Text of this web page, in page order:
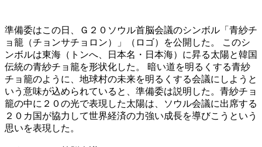
準備委はこの日、Ｇ２０ソウル首脳会議のシンボル「青紗チ
ョ籠（チョンサチョロン）」（ロゴ）を公開した。 このシ
ンボルは東海（トンへ、日本名・日本海）に昇る太陽と韓国
伝統の青紗チョ籠を形状化した。 暗い道を明るくする青紗
チョ籠のように、地球村の未来を明るくする会議にしようと
いう意味が込められていると、準備委は説明した。青紗チョ
籠の中に２０の光で表現した太陽は、ソウル会議に出席する
２０カ国が協力して世界経済の力強い成長を導びこうという
思いを表現した。